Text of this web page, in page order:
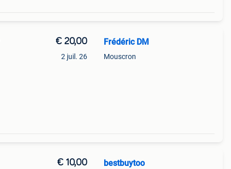
€ 20,00
2 juil. 26
Frédéric DM
Mouscron
€ 10,00 bestbuytoo